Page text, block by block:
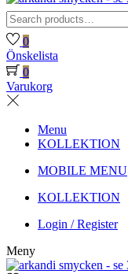
Search
for:>
0
Önskelista
0
Varukorg
Menu
KOLLEKTION
MOBILE MENU
KOLLEKTION
Login / Register
Meny